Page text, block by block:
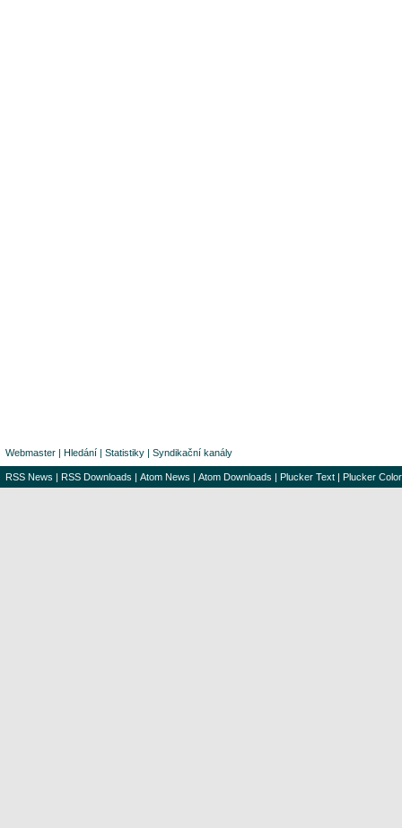
Webmaster | Hledání | Statistiky | Syndikační kanály
RSS News | RSS Downloads | Atom News | Atom Downloads | Plucker Text | Plucker Color